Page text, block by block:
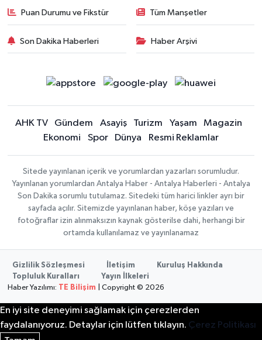
Puan Durumu ve Fikstür Tüm Manşetler
Son Dakika Haberleri Haber Arşivi
AHK TV Gündem Asayiş Turizm Yaşam
Magazin
Ekonomi
Spor Dünya Resmi Reklamlar
Sitede yayınlanan içerik ve yorumlardan yazarları sorumludur.
Yayınlanan yorumlardan Antalya Haber - Antalya Haberleri - Antalya
Son Dakika sorumlu tutulamaz. Sitedeki tüm harici linkler ayrı bir
sayfada açılır. Sitemizde yayınlanan haber, köşe yazıları ve
fotoğraflar izin alınmaksızın kaynak gösterilse dahi, herhangi bir
ortamda kullanılamaz ve yayınlanamaz
Gizlilik Sözleşmesi İletişim
Kuruluş Hakkında
Topluluk Kuralları
Yayın İlkeleri
Haber Yazılımı: TE Bilişim | Copyright © 2026
En iyi site deneyimi sağlamak için çerezlerden
faydalanıyoruz. Detaylar için lütfen tıklayın. Çerez Politikası